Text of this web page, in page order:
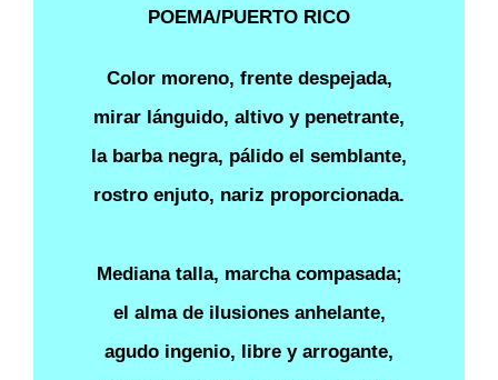
POEMA/PUERTO RICO
Color moreno, frente despejada,
mirar lánguido, altivo y penetrante,
la barba negra, pálido el semblante,
rostro enjuto, nariz proporcionada.
Mediana talla, marcha compasada;
el alma de ilusiones anhelante,
agudo ingenio, libre y arrogante,